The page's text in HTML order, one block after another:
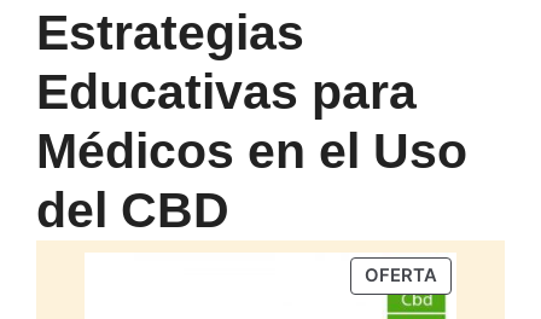
Estrategias
Educativas para
Médicos en el Uso
del CBD
OFERTAPRODUCTO
EN